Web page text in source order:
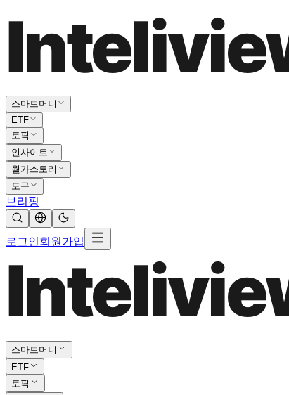
스마트머니
ETF
토픽
인사이트
월가스토리
도구
브리핑
로그인회원가입
스마트머니
ETF
토픽